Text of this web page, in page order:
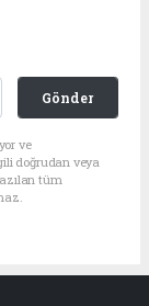
Gönder
ve
doğrudan veya
tüm